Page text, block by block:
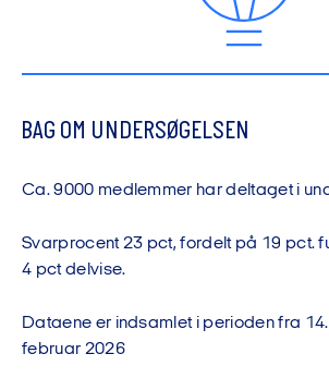
BAG OM UNDERSØGELSEN
Ca. 9000 medlemmer har deltaget i
Svarprocent 23 pct, fordelt på 19 pct.
4 pct delvise.
Dataene er indsamlet i perioden fra
februar 2026